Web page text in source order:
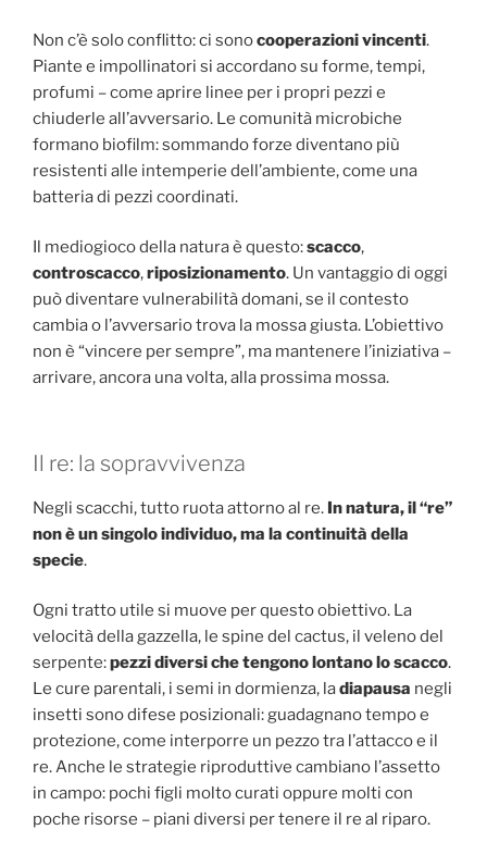
Non c’è solo conflitto: ci sonocooperazioni vincenti.
Piante e impollinatori si accordano su forme, tempi,
profumi – come aprire linee per i propri pezzi e
chiuderle all’avversario. Le comunità microbiche
formano biofilm: sommando forze diventano più
resistenti alle intemperie dell’ambiente, come una
batteria di pezzi coordinati.
Il mediogioco della natura è questo:scacco,
controscacco,riposizionamento. Un vantaggio di oggi
può diventare vulnerabilità domani, se il contesto
cambia o l’avversario trova la mossa giusta. L’obiettivo
non è “vincere per sempre”, ma mantenere l’iniziativa –
arrivare, ancora una volta, alla prossima mossa.
Il re: la sopravvivenza
Negli scacchi, tutto ruota attorno al re. In natura, il “re”
non è un singolo individuo, ma la continuità della
specie.
Ogni tratto utile si muove per questo obiettivo. La
velocità della gazzella, le spine del cactus, il veleno del
serpente:pezzi diversi che tengono lontano lo scacco.
Le cure parentali, i semi in dormienza, ladiapausa negli
insetti sono difese posizionali: guadagnano tempo e
protezione, come interporre un pezzo tra l’attacco e il
re. Anche le strategie riproduttive cambiano l’assetto
in campo: pochi figli molto curati oppure molti con
poche risorse – piani diversi per tenere il re al riparo.